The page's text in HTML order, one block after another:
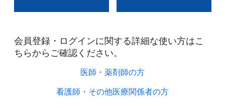
会員登録・ログインに関する詳細な使い方はこ
ちらからご確認ください。​
医師・薬剤師の方​
看護師・その他医療関係者の方​